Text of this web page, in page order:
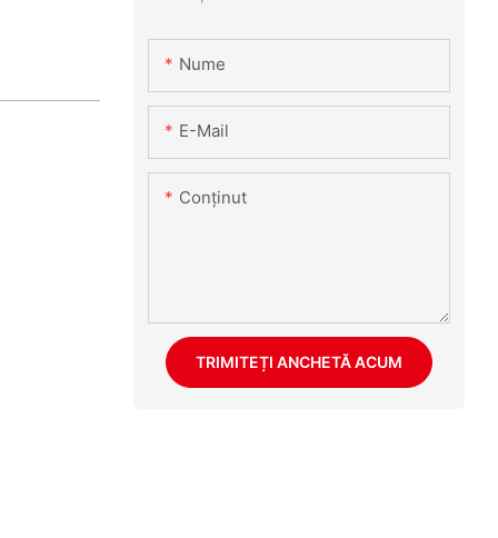
Nume
E-Mail
Conţinut
TRIMITEȚI ANCHETĂ ACUM